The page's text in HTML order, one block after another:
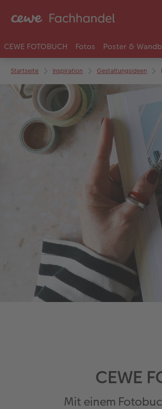
CEWE FOTOBUCH Fotos Poster &
Startseite Inspiration Gestaltungsideen
CEWE
Mit einem